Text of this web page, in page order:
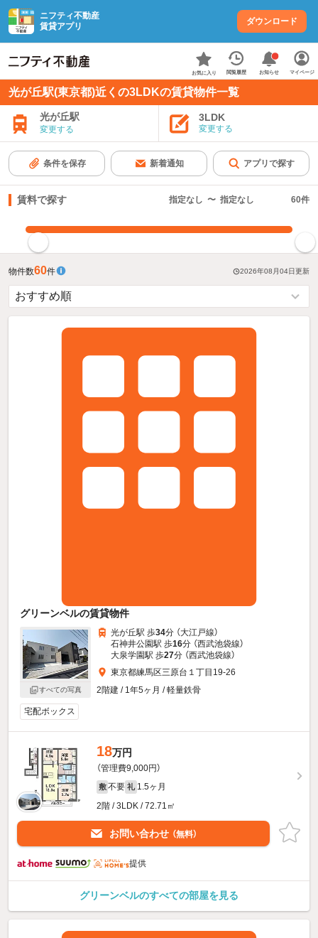
ニフティ不動産
賃貸アプリ
ダウンロード
お気に入り 閲覧履歴 お知らせ マイページ
光が丘駅(東京都)近くの3LDKの賃貸物件一覧
光が丘駅
変更する
3LDK
変更する
条件を保存 新着通知 アプリで探す
賃料で探す 指定なし 〜 指定なし 60件
物件数60件 2026年08月04日更新
グリーンベルの賃貸物件
すべての写真
光が丘駅 歩34分 （大江戸線）
石神井公園駅 歩16分 （西武池袋線）
大泉学園駅 歩27分 （西武池袋線）
東京都練馬区三原台１丁目19-26
2階建 / 1年5ヶ月 / 軽量鉄骨
宅配ボックス
18万円
（管理費9,000円）
敷 不要 礼 1.5ヶ月
2階 / 3LDK / 72.71㎡
お問い合わせ （無料）
提供
グリーンベルのすべての部屋を見る